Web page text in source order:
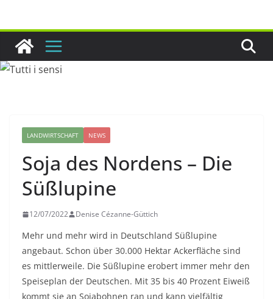
springen
LANDWIRTSCHAFT NEWS
Soja des Nordens – Die
Süßlupine
12/07/2022 Denise Cézanne-Güttich
Mehr und mehr wird in Deutschland Süßlupine
angebaut. Schon über 30.000 Hektar Ackerfläche sind
es mittlerweile. Die Süßlupine erobert immer mehr den
Speiseplan der Deutschen. Mit 35 bis 40 Prozent Eiweiß
kommt sie an Sojabohnen ran und kann vielfältig